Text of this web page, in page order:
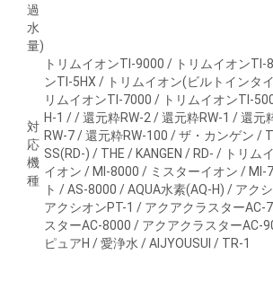
過
水
量)
対
応
機
種
トリムイオンTI-9000 / トリムイオンTI-
ンTI-5HX / トリムイオン(ビルトインタ
リムイオンTI-7000 / トリムイオンTI-
H-1 / / 還元粋RW-2 / 還元粋RW-1 / 還元
RW-7 / 還元粋RW-100 / ザ・カンゲン /
SS(RD-) / THE / KANGEN / RD- / トリム
イオン / MI-8000 / ミスターイオン / MI-
ト / AS-8000 / AQUA水素(AQ-H) / アク
アクシオンPT-1 / アクアクラスターAC-
スターAC-8000 / アクアクラスターAC-
ピュアH / 愛浄水 / AIJYOUSUI / TR-1